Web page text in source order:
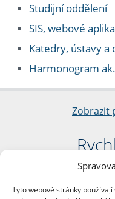
Tyto webové stránky
Studijní oddělení
SIS, webové
Katedry, ústavy a
Harmonogram
Zobrazit
nám.